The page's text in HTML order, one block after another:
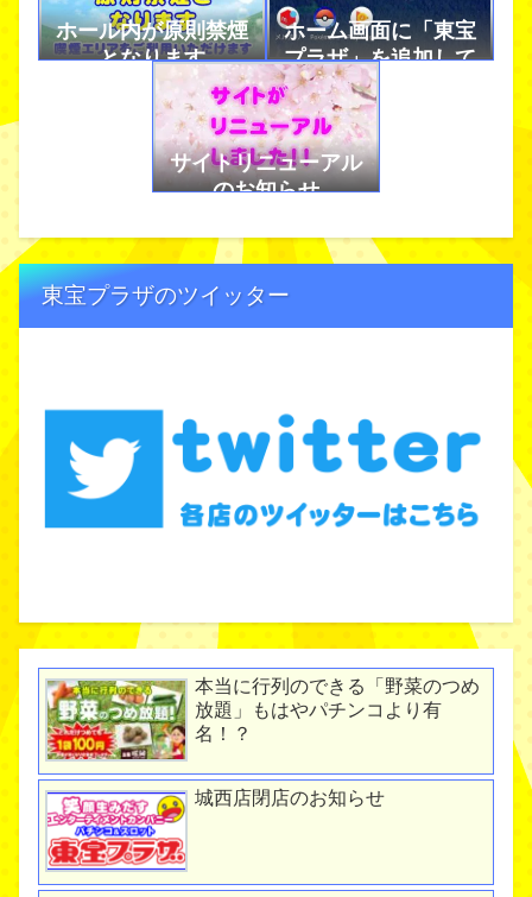
ホール内が原則禁煙
となります
ホーム画面に「東宝
プラザ」を追加して
アプリのように使お
う！
サイトリニューアル
のお知らせ
東宝プラザのツイッター
本当に行列のできる「野菜のつめ
放題」もはやパチンコより有
名！？
城西店閉店のお知らせ